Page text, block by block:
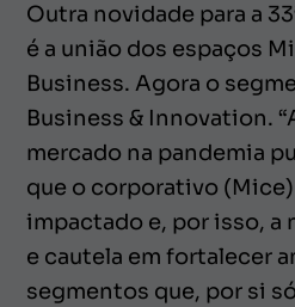
Outra novidade para a
é a união dos espaços
Business. Agora o
Business & Innovation.
mercado na pandemia
que o corporativo
impactado e, por isso, a
e cautela em fortalecer
segmentos que, por si